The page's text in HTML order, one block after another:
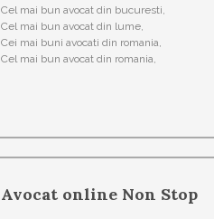
Cel mai bun avocat din bucuresti,
Cel mai bun avocat din lume,
Cei mai buni avocati din romania,
Cel mai bun avocat din romania,
Avocat online Non Stop